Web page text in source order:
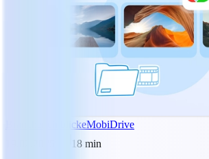
BrancheneinblickeMobiDrive
18 min